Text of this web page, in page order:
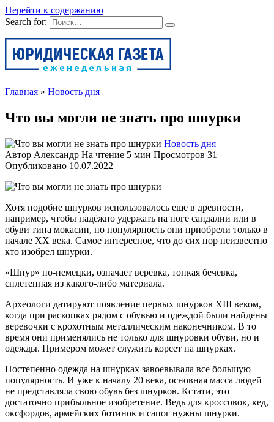
Перейти к содержанию
Search for:
Главная » Новость дня
Что вы могли не знать про шнурки
Новость дня
Автор Александр На чтение 5 мин Просмотров 31
Опубликовано 10.07.2022
Хотя подобие шнурков использовалось еще в древности,
например, чтобы надёжно удержать на ноге сандалии или в
обуви типа мокасин, но популярность они приобрели только в
начале XX века. Самое интересное, что до сих пор неизвестно
кто изобрел шнурки.
«Шнур» по-немецки, означает веревка, тонкая бечевка,
сплетенная из какого-либо материала.
Археологи датируют появление первых шнурков XIII веком,
когда при раскопках рядом с обувью и одеждой были найдены
веревочки с крохотным металлическим наконечником. В то
время они применялись не только для шнуровки обуви, но и
одежды. Примером может служить корсет на шнурках.
Постепенно одежда на шнурках завоевывала все большую
популярность. И уже к началу 20 века, основная масса людей
не представляла свою обувь без шнурков. Кстати, это
достаточно прибыльное изобретение. Ведь для кроссовок, кед,
оксфордов, армейских ботинок и сапог нужны шнурки.